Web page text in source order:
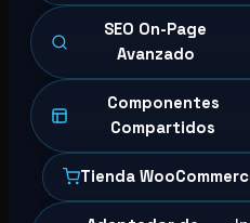
SEO On-Page
Avanzado
Componentes
Compartidos
Tienda